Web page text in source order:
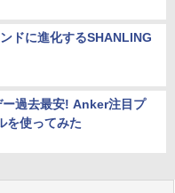
ドに進化するSHANLING
過去最安! Anker注目プ
を使ってみた